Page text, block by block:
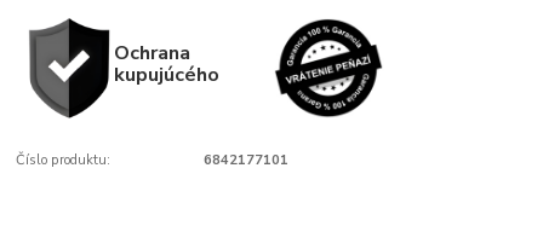
Ochrana
kupujúcého
Číslo produktu: 6842177101